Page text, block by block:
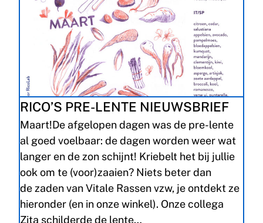
RICO’S PRE-LENTE NIEUWSBRIEF
Maart!De afgelopen dagen was de pre-lente
al goed voelbaar: de dagen worden weer wat
langer en de zon schijnt! Kriebelt het bij jullie
ook om te (voor)zaaien? Niets beter dan
de zaden van Vitale Rassen vzw, je ontdekt ze
hieronder (en in onze winkel). Onze collega
Zita schilderde de lente…